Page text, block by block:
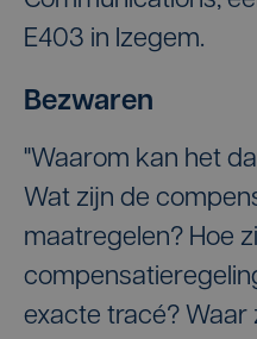
E403 in Izegem.
Bezwaren
"Waarom kan het
Wat zijn de
maatregelen? Hoe
exacte tracé? Waar